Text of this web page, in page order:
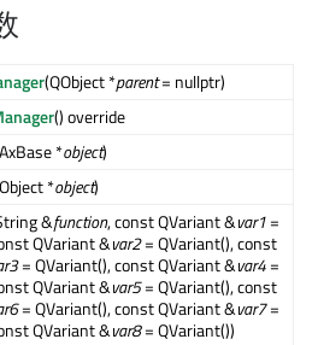
(QObject *parent= nullptr)
() override
*object)
*object)
&function, const QVariant &var1=
QVariant &var2= QVariant(), const
= QVariant(), const QVariant &var4=
QVariant &var5= QVariant(), const
= QVariant(), const QVariant &var7=
QVariant &var8= QVariant())